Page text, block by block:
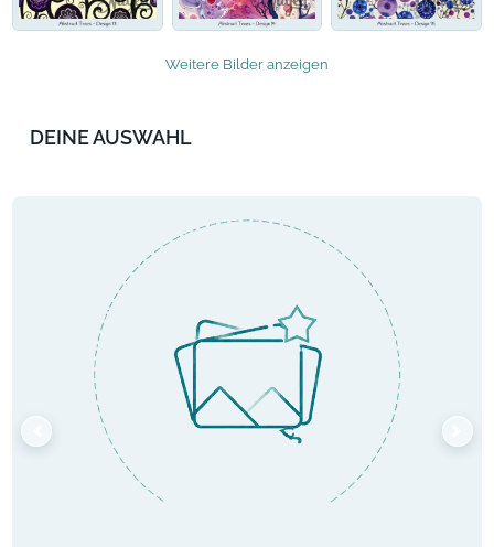
Weitere Bilder anzeigen
DEINE AUSWAHL